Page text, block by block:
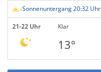
Sonnenuntergang 20:32 Uhr
21-22 Uhr Klar
13°